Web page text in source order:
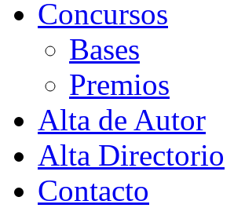
Concursos
Bases
Premios
Alta de Autor
Alta Directorio
Contacto